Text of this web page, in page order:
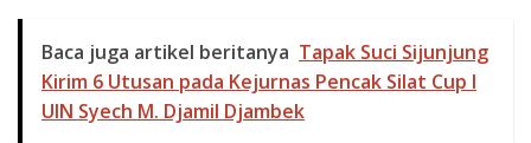
Baca juga artikel beritanya Tapak Suci Sijunjung
Kirim 6 Utusan pada Kejurnas Pencak Silat Cup I
UIN Syech M. Djamil Djambek